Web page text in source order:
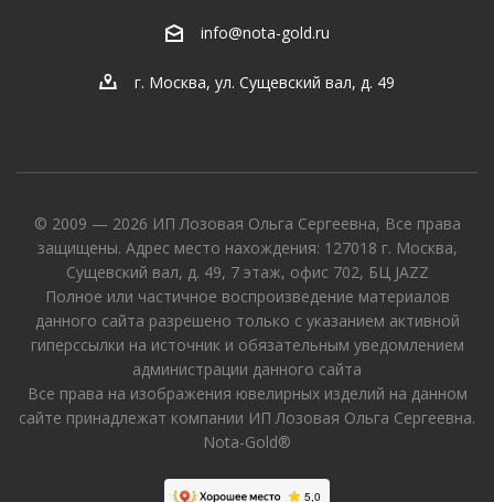
info@nota-gold.ru
г. Москва, ул. Сущевский вал, д. 49
© 2009 — 2026 ИП Лозовая Ольга Сергеевна, Все права
защищены. Адрес место нахождения: 127018 г. Москва,
Сущевский вал, д. 49, 7 этаж, офис 702, БЦ JAZZ
Полное или частичное воспроизведение материалов
данного сайта разрешено только с указанием активной
гиперссылки на источник и обязательным уведомлением
администрации данного сайта
Все права на изображения ювелирных изделий на данном
сайте принадлежат компании ИП Лозовая Ольга Сергеевна.
Nota-Gold®